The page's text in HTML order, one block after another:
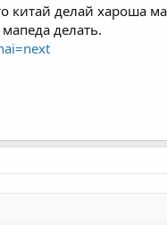
делай хароша
делать.